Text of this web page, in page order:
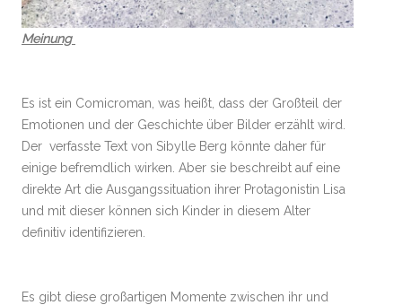
Meinung
Es ist ein Comicroman, was heißt, dass der Großteil der
Emotionen und der Geschichte über Bilder erzählt wird.
Der verfasste Text von Sibylle Berg könnte daher für
einige befremdlich wirken. Aber sie beschreibt auf eine
direkte Art die Ausgangssituation ihrer Protagonistin Lisa
und mit dieser können sich Kinder in diesem Alter
definitiv identifizieren.
Es gibt diese großartigen Momente zwischen ihr und